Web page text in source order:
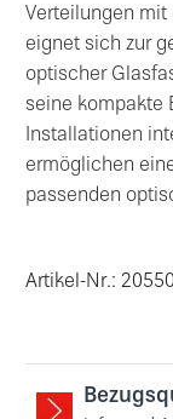
Verteilungen mit
eignet sich zur
optischer
seine kompakte
Installationen
ermöglichen
passenden
Artikel-Nr.: